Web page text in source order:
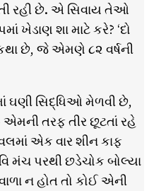
રહી છે. એ સિવાય તેઓ
ખેડાણ શા માટે કરે? ‘દો
છે, જે એમણે ૮૨ વર્ષની
ઘણી સિદ્ધિઓ મેળવી છે,
તરફ તીર છૂટતાં રહે
એક વાર શીન કાફ
મંચ પરથી છડેચોક બોલ્યા
ન હોત તો કોઈ એની